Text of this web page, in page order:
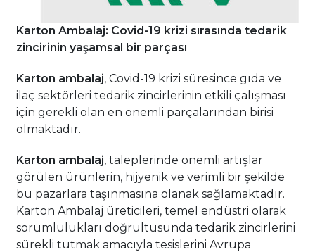
Karton Ambalaj: Covid-19 krizi sırasında tedarik
zincirinin yaşamsal bir parçası
Karton ambalaj, Covid-19 krizi süresince gıda ve
ilaç sektörleri tedarik zincirlerinin etkili çalışması
için gerekli olan en önemli parçalarından birisi
olmaktadır.
Karton ambalaj, taleplerinde önemli artışlar
görülen ürünlerin, hijyenik ve verimli bir şekilde
bu pazarlara taşınmasına olanak sağlamaktadır.
Karton Ambalaj üreticileri, temel endüstri olarak
sorumlulukları doğrultusunda tedarik zincirlerini
sürekli tutmak amacıyla tesislerini Avrupa